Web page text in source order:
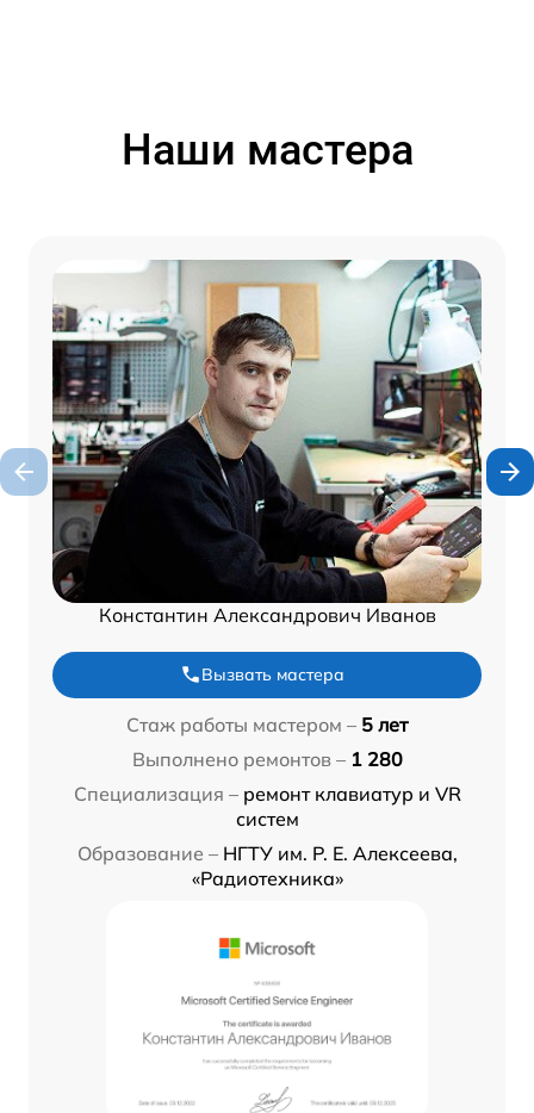
Наши мастера
Константин Александрович Иванов
Вызвать мастера
Стаж работы мастером – 5 лет
Выполнено ремонтов – 1 280
Специализация – ремонт клавиатур и VR
систем
Образование – НГТУ им. Р. Е. Алексеева,
«Радиотехника»